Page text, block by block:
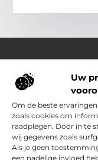
Uw
Om de beste
zoals cookies om
raadplegen. Door in te
wij gegevens zoals
Als je geen
een nadelige invloed
Over Outdoor-
Jouw bron voor
Verken een
boordevol ideeën,
inzichten die jouw
maken.